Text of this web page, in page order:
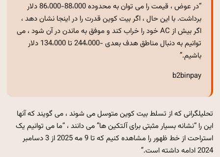
“در عوض ، قیمت را می توان به محدوده 88،000-86،000 دلار
برداشت. با این حال ، اگر بیت کوین قدرت را در اینجا نشان دهد ،
اگر بیش از AC خود را خراب کند و موفق به ماندن در آن شود ، می
توانیم به دنبال مناطق هدف بعدی -244،000 تا 134،000 دلار
باشیم.”
b2binpay
تحلیلگرانی که از تسلط بیت کوین متوسل می شوند ، می گویند که آنها
این را “نشانه بسیار مثبتی برای آلتکین ها” می دانند ، “ما می توانیم یک
استراحت از خط ظهور را مشاهده کنیم که تا 9 مه 2025 از 3 دسامبر
2024 ادامه داشته است.”